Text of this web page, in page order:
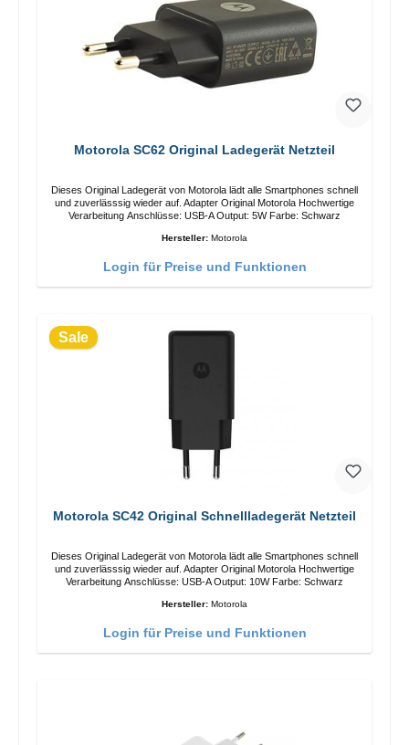
Motorola SC62 Original Ladegerät Netzteil
Dieses Original Ladegerät von Motorola lädt alle Smartphones schnell
und zuverlässsig wieder auf. Adapter Original Motorola Hochwertige
Verarbeitung Anschlüsse: USB-A Output: 5W Farbe: Schwarz
Hersteller: Motorola
Login für Preise und Funktionen
Sale
Motorola SC42 Original Schnellladegerät Netzteil
Dieses Original Ladegerät von Motorola lädt alle Smartphones schnell
und zuverlässsig wieder auf. Adapter Original Motorola Hochwertige
Verarbeitung Anschlüsse: USB-A Output: 10W Farbe: Schwarz
Hersteller: Motorola
Login für Preise und Funktionen